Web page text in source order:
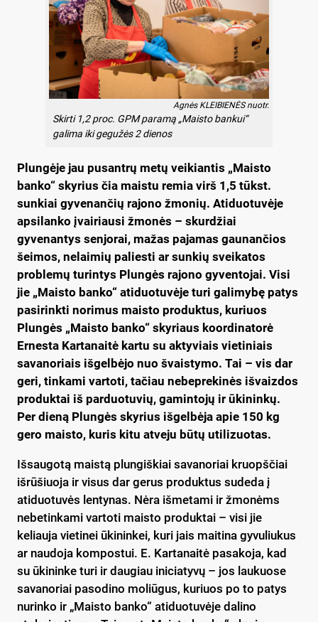
Agnės KLEIBIENĖS nuotr.
Skirti 1,2 proc. GPM paramą „Maisto bankui“
galima iki gegužės 2 dienos
Plungėje jau pusantrų metų veikiantis „Maisto
banko“ skyrius čia maistu remia virš 1,5 tūkst.
sunkiai gyvenančių rajono žmonių. Atiduotuvėje
apsilanko įvairiausi žmonės – skurdžiai
gyvenantys senjorai, mažas pajamas gaunančios
šeimos, nelaimių paliesti ar sunkių sveikatos
problemų turintys Plungės rajono gyventojai. Visi
jie „Maisto banko“ atiduotuvėje turi galimybę patys
pasirinkti norimus maisto produktus, kuriuos
Plungės „Maisto banko“ skyriaus koordinatorė
Ernesta Kartanaitė kartu su aktyviais vietiniais
savanoriais išgelbėjo nuo švaistymo. Tai – vis dar
geri, tinkami vartoti, tačiau nebeprekinės išvaizdos
produktai iš parduotuvių, gamintojų ir ūkininkų.
Per dieną Plungės skyrius išgelbėja apie 150 kg
gero maisto, kuris kitu atveju būtų utilizuotas.
Išsaugotą maistą plungiškiai savanoriai kruopščiai
išrūšiuoja ir visus dar gerus produktus sudeda į
atiduotuvės lentynas. Nėra išmetami ir žmonėms
nebetinkami vartoti maisto produktai – visi jie
keliauja vietinei ūkininkei, kuri jais maitina gyvuliukus
ar naudoja kompostui. E. Kartanaitė pasakoja, kad
su ūkininke turi ir daugiau iniciatyvų – jos laukuose
savanoriai pasodino moliūgus, kuriuos po to patys
nurinko ir „Maisto banko“ atiduotuvėje dalino